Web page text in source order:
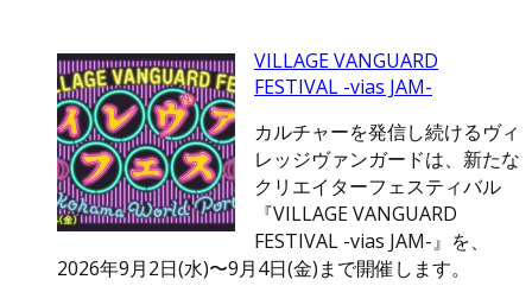
VILLAGE VANGUARD
FESTIVAL -vias JAM-
カルチャーを発信し続けるヴィ
レッジヴァンガードは、新たな
クリエイターフェスティバル
『VILLAGE VANGUARD
FESTIVAL -vias JAM-』を、
2026年9月2日(水)〜9月4日(金)まで開催します。